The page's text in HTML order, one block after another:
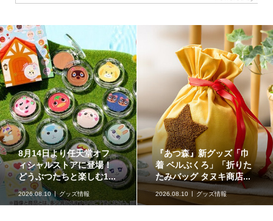
イラストが特徴的な『ス
ーパーマリオブラザー
ズ』のフロート【kikai...
2026.08.09
kikaiのマリオグッズ
ミュージアム
原作再現がスゴい「ギャ
ラクシーコート」の細部
に注目！元ネタも合わ...
2026.08.09 企画記事